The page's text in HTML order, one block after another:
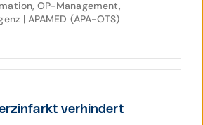
OP-Management,
| APAMED (APA-OTS)
ver­hindert